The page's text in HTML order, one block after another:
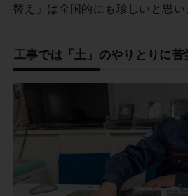
替え」は全国的にも珍しいと思い
工事では「土」のやりとりに苦